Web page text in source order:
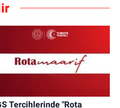
Tercihlerinde "Rota